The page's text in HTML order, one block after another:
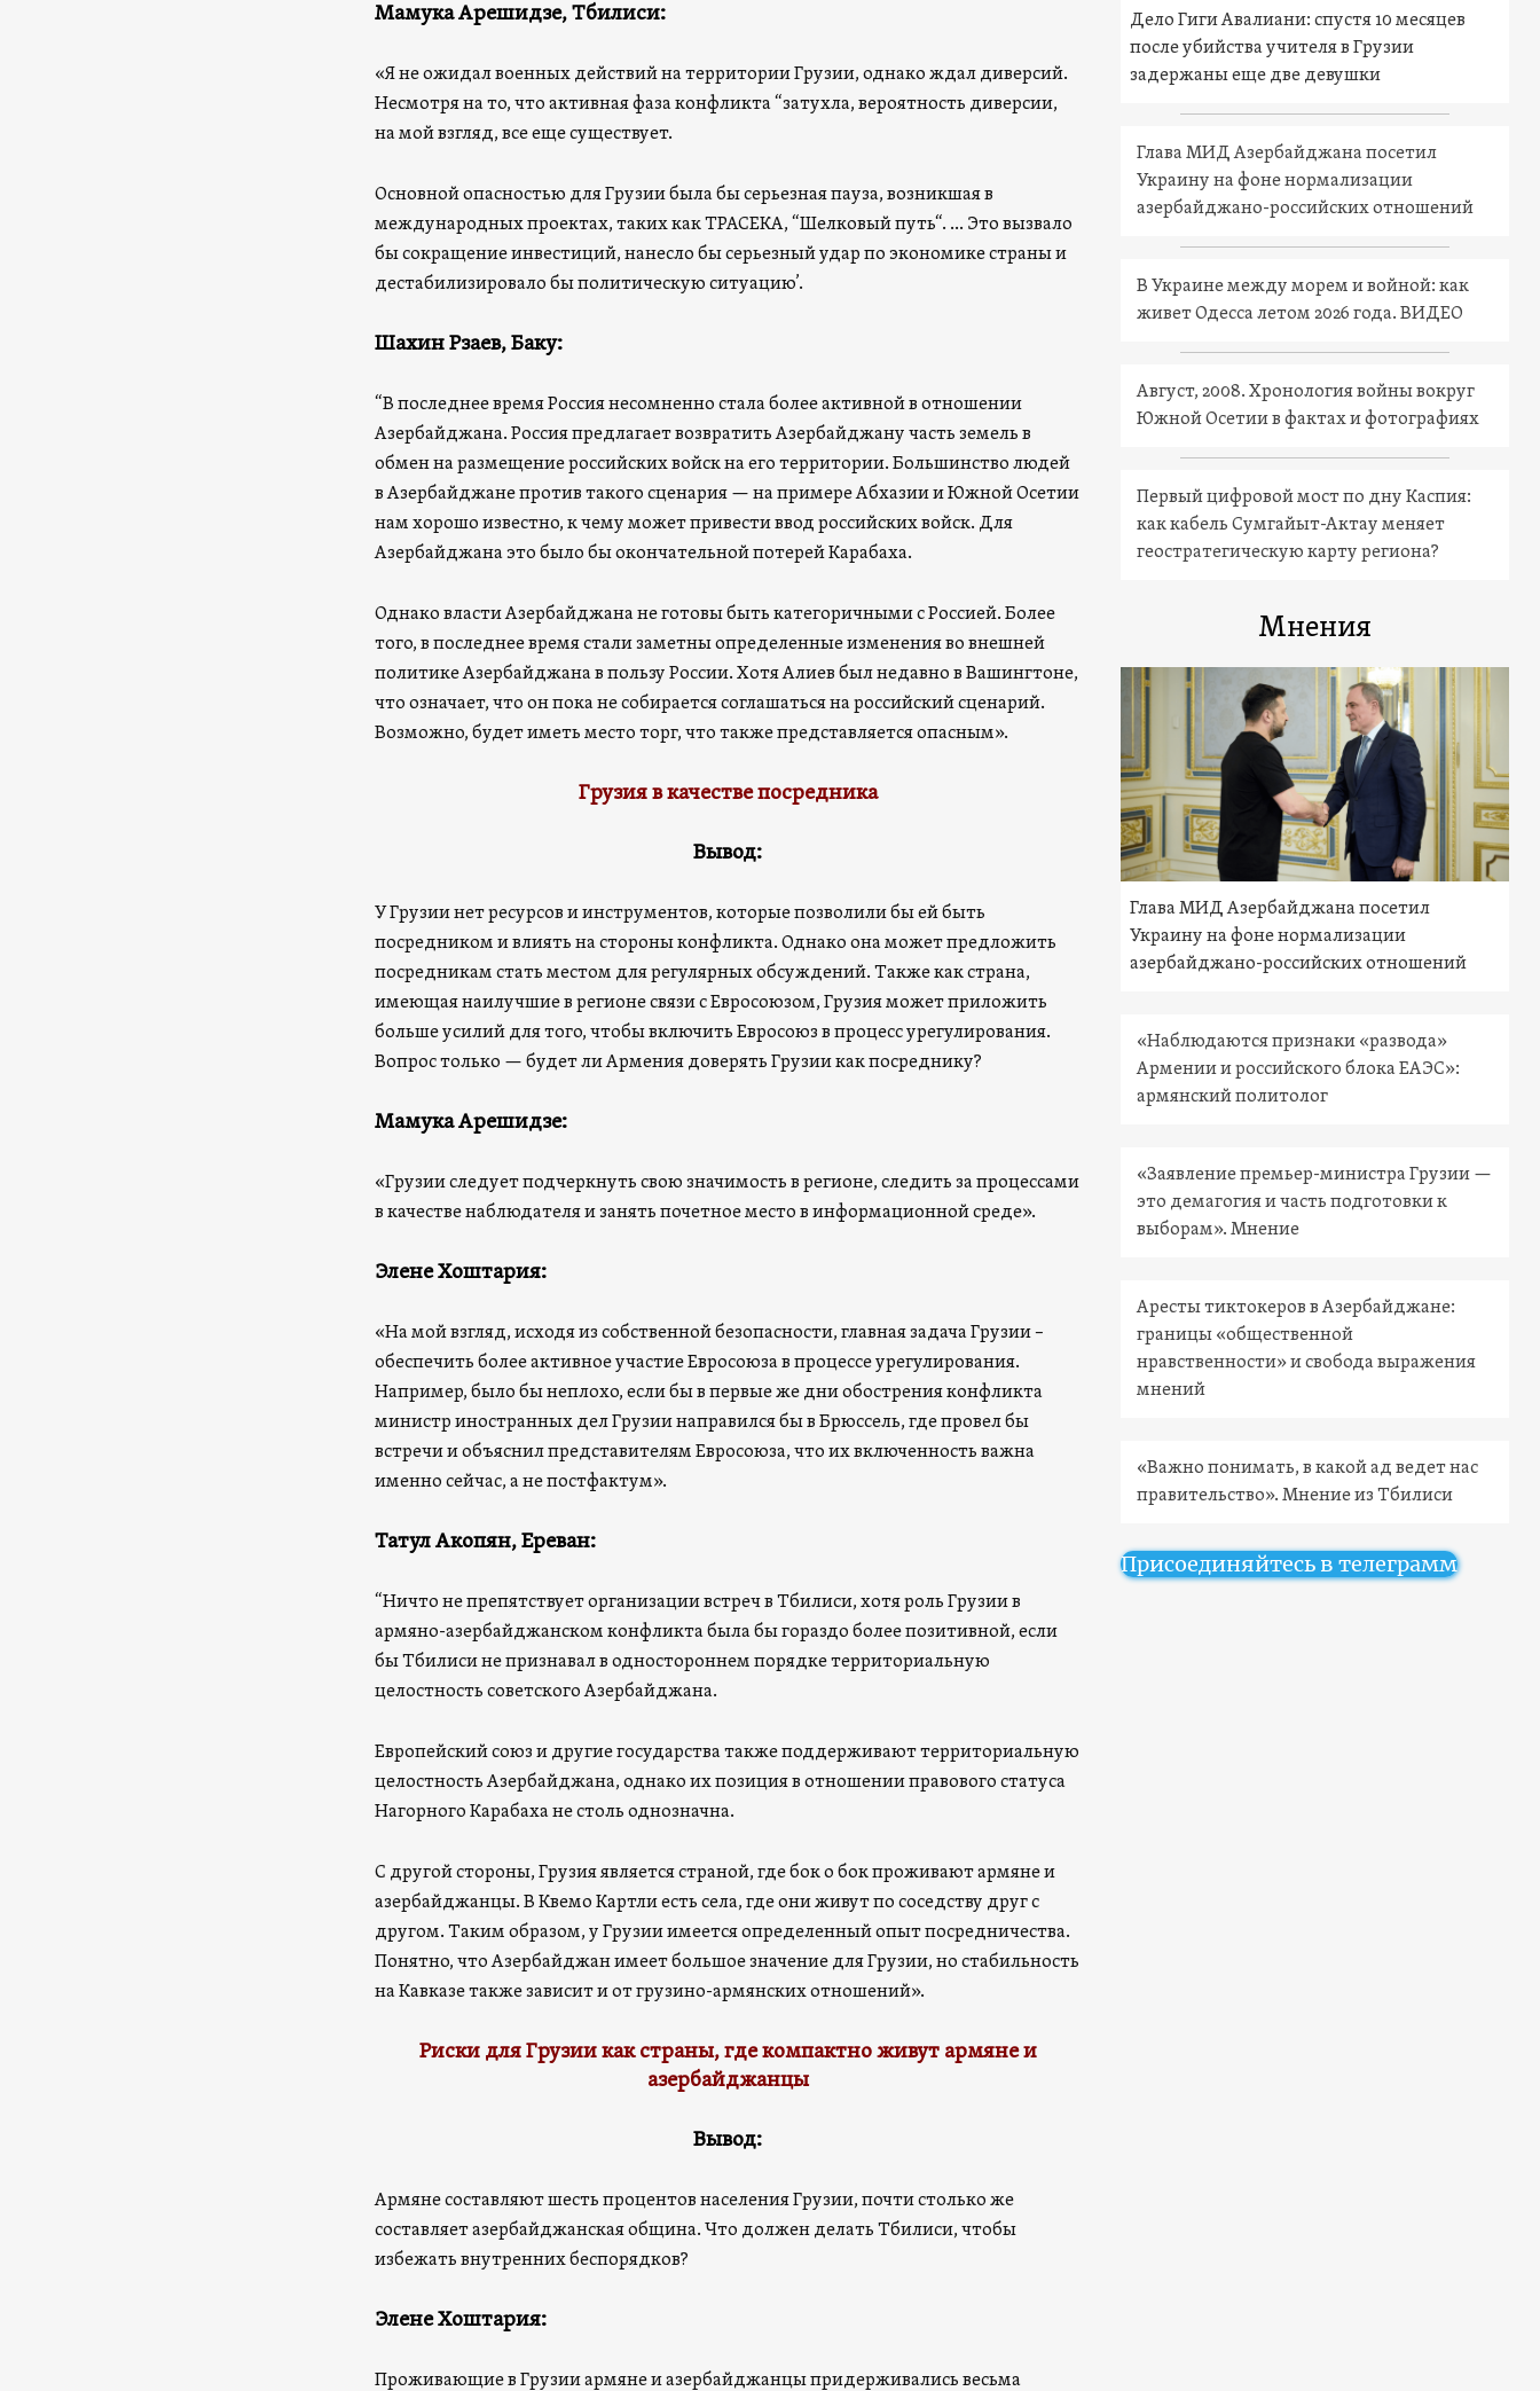
Мамука Арешидзе, Тбилиси:
«Я не ожидал военных действий на территории Грузии, однако ждал диверсий.
Несмотря на то, что активная фаза конфликта “затухла, вероятность диверсии,
на мой взгляд, все еще существует.
Основной опасностью для Грузии была бы серьезная пауза, возникшая в
международных проектах, таких как ТРАСЕКА, “Шелковый путь“. … Это вызвало
бы сокращение инвестиций, нанесло бы серьезный удар по экономике страны и
дестабилизировало бы политическую ситуацию’.
Шахин Рзаев, Баку:
“В последнее время Россия несомненно стала более активной в отношении
Азербайджана. Россия предлагает возвратить Азербайджану часть земель в
обмен на размещение российских войск на его территории. Большинство людей
в Азербайджане против такого сценария — на примере Абхазии и Южной Осетии
нам хорошо известно, к чему может привести ввод российских войск. Для
Азербайджана это было бы окончательной потерей Карабаха.
Однако власти Азербайджана не готовы быть категоричными с Россией. Более
того, в последнее время стали заметны определенные изменения во внешней
политике Азербайджана в пользу России. Хотя Алиев был недавно в Вашингтоне,
что означает, что он пока не собирается соглашаться на российский сценарий.
Возможно, будет иметь место торг, что также представляется опасным».
Грузия в качестве посредника
Вывод:
У Грузии нет ресурсов и инструментов, которые позволили бы ей быть
посредником и влиять на стороны конфликта. Однако она может предложить
посредникам стать местом для регулярных обсуждений. Также как страна,
имеющая наилучшие в регионе связи с Евросоюзом, Грузия может приложить
больше усилий для того, чтобы включить Евросоюз в процесс урегулирования.
Вопрос только — будет ли Армения доверять Грузии как посреднику?
Мамука Арешидзе:
«Грузии следует подчеркнуть свою значимость в регионе, следить за процессами
в качестве наблюдателя и занять почетное место в информационной среде».
Элене Хоштария:
«На мой взгляд, исходя из собственной безопасности, главная задача Грузии –
обеспечить более активное участие Евросоюза в процессе урегулирования.
Например, было бы неплохо, если бы в первые же дни обострения конфликта
министр иностранных дел Грузии направился бы в Брюссель, где провел бы
встречи и объяснил представителям Евросоюза, что их включенность важна
именно сейчас, а не постфактум».
Татул Акопян, Ереван:
“Ничто не препятствует организации встреч в Тбилиси, хотя роль Грузии в
армяно-азербайджанском конфликта была бы гораздо более позитивной, если
бы Тбилиси не признавал в одностороннем порядке территориальную
целостность советского Азербайджана.
Европейский союз и другие государства также поддерживают территориальную
целостность Азербайджана, однако их позиция в отношении правового статуса
Нагорного Карабаха не столь однозначна.
С другой стороны, Грузия является страной, где бок о бок проживают армяне и
азербайджанцы. В Квемо Картли есть села, где они живут по соседству друг с
другом. Таким образом, у Грузии имеется определенный опыт посредничества.
Понятно, что Азербайджан имеет большое значение для Грузии, но стабильность
на Кавказе также зависит и от грузино-армянских отношений».
Риски для Грузии как страны, где компактно живут армяне и
азербайджанцы
Вывод:
Армяне составляют шесть процентов населения Грузии, почти столько же
составляет азербайджанская община. Что должен делать Тбилиси, чтобы
избежать внутренних беспорядков?
Элене Хоштария:
Проживающие в Грузии армяне и азербайджанцы придерживались весьма
Дело Гиги Авалиани: спустя 10 месяцев
после убийства учителя в Грузии
задержаны еще две девушки
Глава МИД Азербайджана посетил
Украину на фоне нормализации
азербайджано-российских отношений
В Украине между морем и войной: как
живет Одесса летом 2026 года. ВИДЕО
Август, 2008. Хронология войны вокруг
Южной Осетии в фактах и фотографиях
Первый цифровой мост по дну Каспия:
как кабель Сумгайыт-Актау меняет
геостратегическую карту региона?
Мнения
Глава МИД Азербайджана посетил
Украину на фоне нормализации
азербайджано-российских отношений
«Наблюдаются признаки «развода»
Армении и российского блока ЕАЭС»:
армянский политолог
«Заявление премьер-министра Грузии —
это демагогия и часть подготовки к
выборам». Мнение
Аресты тиктокеров в Азербайджане:
границы «общественной
нравственности» и свобода выражения
мнений
«Важно понимать, в какой ад ведет нас
правительство». Мнение из Тбилиси
Присоединяйтесь в телеграмм